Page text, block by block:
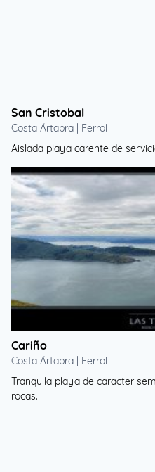
San Cristobal
Costa Ártabra | Ferrol
Aislada playa carente de
Cariño
Costa Ártabra | Ferrol
Tranquila playa de caracter
rocas.